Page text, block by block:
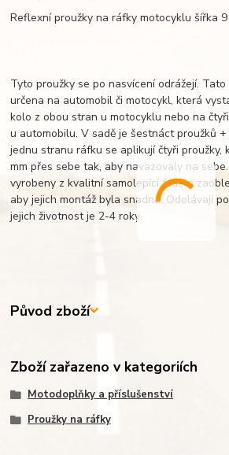
Reflexní proužky na ráfky motocyklu šířka 9
Tyto proužky se po nasvícení odrážejí.
určena na automobil či motocykl, která
kolo z obou stran u motocyklu nebo na
u automobilu. V sadě je šestnáct proužků
jednu stranu ráfku se aplikují čtyři proužky,
mm přes sebe tak, aby navazovaly na
vyrobeny z kvalitní samolepící fólie a
aby jejich montáž byla snadná. Odolávají
jejich životnost je 2-4 roky.
Původ zboží
Zboží zařazeno v kategoriích
Motodoplňky a příslušenství
Proužky na ráfky